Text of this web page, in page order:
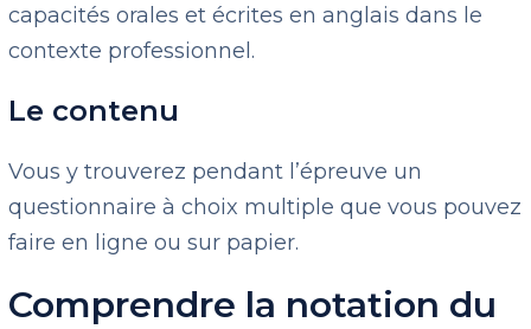
capacités orales et écrites en anglais dans le
contexte professionnel.
Le contenu
Vous y trouverez pendant l’épreuve un
questionnaire à choix multiple que vous pouvez
faire en ligne ou sur papier.
Comprendre la notation du